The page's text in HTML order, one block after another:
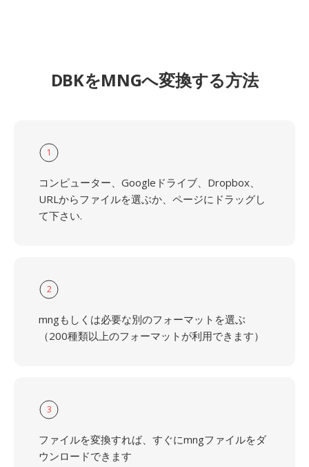
DBKをMNGへ変換する方法
1
コンピューター、Googleドライブ、Dropbox、
URLからファイルを選ぶか、ページにドラッグし
て下さい.
2
mngもしくは必要な別のフォーマットを選ぶ
（200種類以上のフォーマットが利用できます）
3
ファイルを変換すれば、すぐにmngファイルをダ
ウンロードできます